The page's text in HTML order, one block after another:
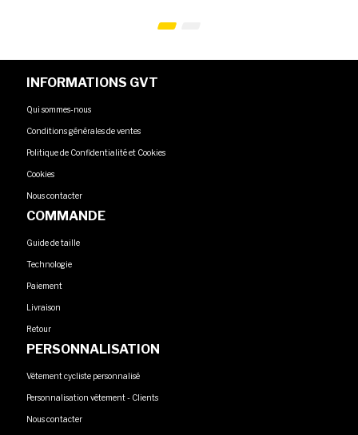
INFORMATIONS GVT
Qui sommes-nous
Conditions générales de ventes
Politique de Confidentialité et Cookies
Cookies
Nous contacter
COMMANDE
Guide de taille
Technologie
Paiement
Livraison
Retour
PERSONNALISATION
Vêtement cycliste personnalisé
Personnalisation vêtement - Clients
Nous contacter